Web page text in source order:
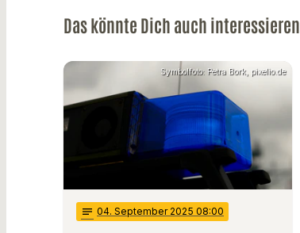
Das könnte Dich auch interessieren
Symbolfoto: Petra Bork, pixelio.de
notes 04. September 2025 08:00